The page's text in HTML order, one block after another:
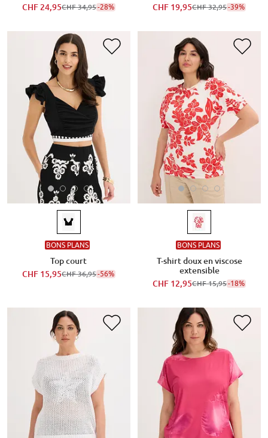
CHF 24,95CHF 34,95-28%
CHF 19,95CHF 32,95-39%
BONS PLANS
Top court
CHF 15,95CHF 36,95-56%
BONS PLANS
T-shirt doux en viscose
extensible
CHF 12,95CHF 15,95-18%